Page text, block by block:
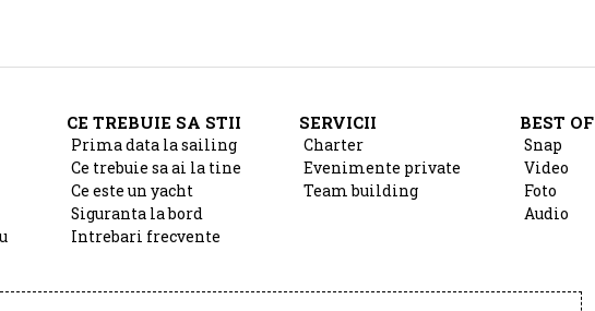
CE TREBUIE SA STII
Prima data la sailing
Ce trebuie sa ai la tine
Ce este un yacht
Siguranta la bord
Intrebari frecvente
SERVICII
Charter
Evenimente private
Team building
BEST OF
Snap
Video
Foto
Audio